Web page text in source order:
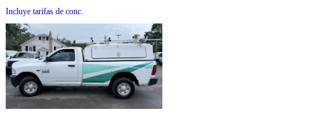
Incluye tarifas de conc.